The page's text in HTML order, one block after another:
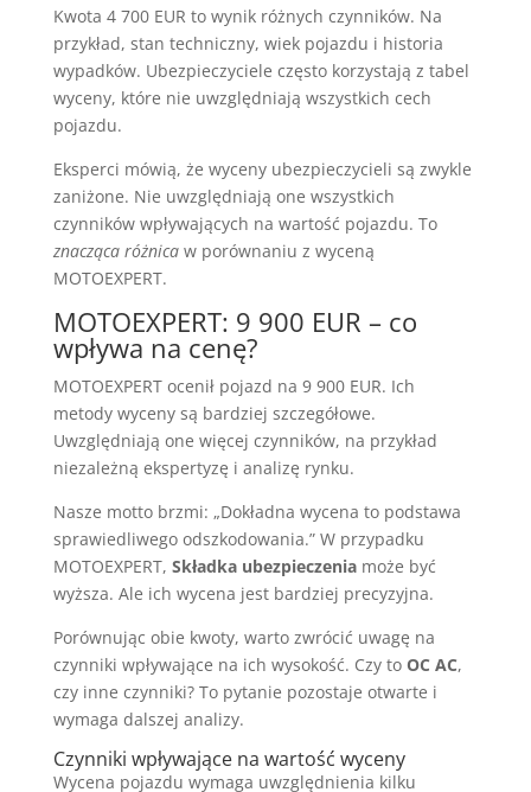
Kwota 4 700 EUR to wynik różnych czynników. Na
przykład, stan techniczny, wiek pojazdu i historia
wypadków. Ubezpieczyciele często korzystają z tabel
wyceny, które nie uwzględniają wszystkich cech
pojazdu.
Eksperci mówią, że wyceny ubezpieczycieli są zwykle
zaniżone. Nie uwzględniają one wszystkich
czynników wpływających na wartość pojazdu. To
znacząca różnicaw porównaniu z wyceną
MOTOEXPERT.
MOTOEXPERT: 9 900 EUR – co
wpływa na cenę?
MOTOEXPERT ocenił pojazd na 9 900 EUR. Ich
metody wyceny są bardziej szczegółowe.
Uwzględniają one więcej czynników, na przykład
niezależną ekspertyzę i analizę rynku.
Nasze motto brzmi: „Dokładna wycena to podstawa
sprawiedliwego odszkodowania.” W przypadku
MOTOEXPERT, Składka ubezpieczeniamoże być
wyższa. Ale ich wycena jest bardziej precyzyjna.
Porównując obie kwoty, warto zwrócić uwagę na
czynniki wpływające na ich wysokość. Czy to OC AC,
czy inne czynniki? To pytanie pozostaje otwarte i
wymaga dalszej analizy.
Czynniki wpływające na wartość wyceny
Wycena pojazdu wymaga uwzględnienia kilku